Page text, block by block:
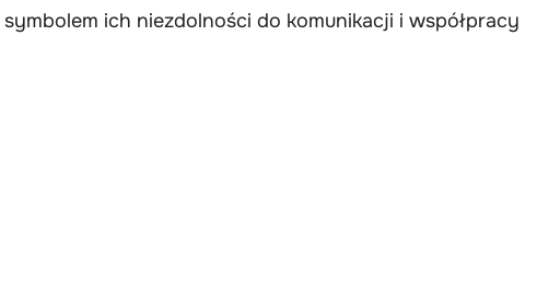
symbolem ich niezdolności do komunikacji i współpracy